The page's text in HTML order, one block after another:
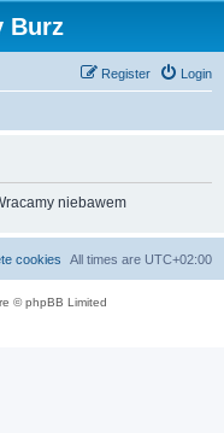
Burz
Login
Register
niebawem
All times are UTC+02:00
cookies
© phpBB Limited